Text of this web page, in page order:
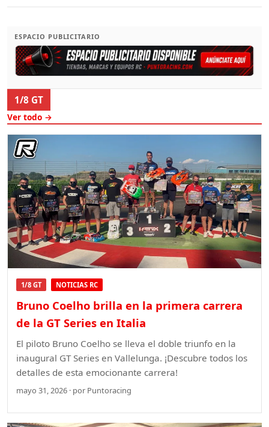
ESPACIO PUBLICITARIO
1/8 GT
Ver todo →
1/8 GT NOTICIAS RC
Bruno Coelho brilla en la primera carrera
de la GT Series en Italia
El piloto Bruno Coelho se lleva el doble triunfo en la
inaugural GT Series en Vallelunga. ¡Descubre todos los
detalles de esta emocionante carrera!
mayo 31, 2026 · por Puntoracing